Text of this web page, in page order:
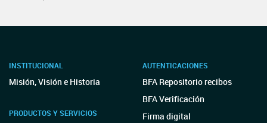
INSTITUCIONAL
Misión, Visión e Historia
PRODUCTOS Y SERVICIOS
AUTENTICACIONES
BFA Repositorio recibos
BFA Verificación
Firma digital